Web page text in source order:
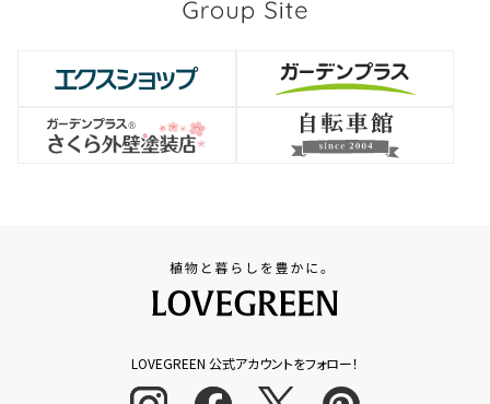
LOVEGREEN 公式アカウントをフォロー！